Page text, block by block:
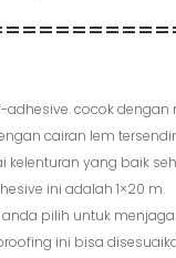
cocok
cairan lem
yang baik
ini adalah 1×20 m.
pilih untuk
ini bisa